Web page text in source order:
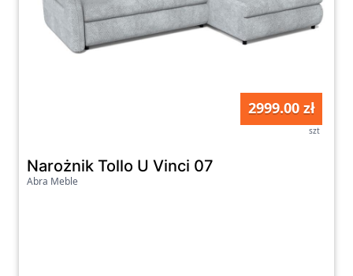
2999.00 zł
szt
Narożnik Tollo U Vinci 07
Abra Meble